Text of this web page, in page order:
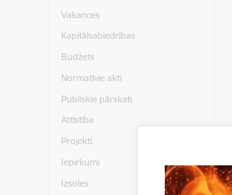
Vakances
Kapitālsabiedrības
Budžets
Normatīvie akti
Publiskie pārskati
Attīstība
Projekti
Iepirkumi
Izsoles